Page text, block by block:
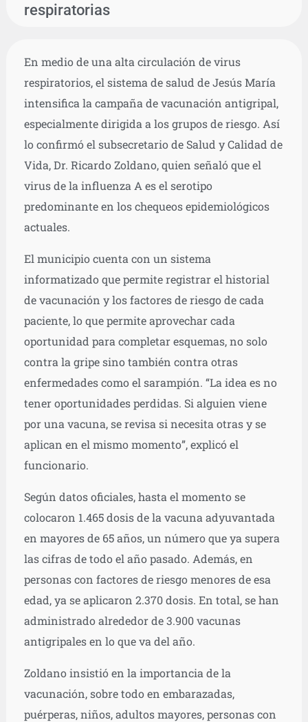
respiratorias
En medio de una alta circulación de virus
respiratorios, el sistema de salud de Jesús María
intensifica la campaña de vacunación antigripal,
especialmente dirigida a los grupos de riesgo. Así
lo confirmó el subsecretario de Salud y Calidad de
Vida, Dr. Ricardo Zoldano, quien señaló que el
virus de la influenza A es el serotipo
predominante en los chequeos epidemiológicos
actuales.
El municipio cuenta con un sistema
informatizado que permite registrar el historial
de vacunación y los factores de riesgo de cada
paciente, lo que permite aprovechar cada
oportunidad para completar esquemas, no solo
contra la gripe sino también contra otras
enfermedades como el sarampión. “La idea es no
tener oportunidades perdidas. Si alguien viene
por una vacuna, se revisa si necesita otras y se
aplican en el mismo momento”, explicó el
funcionario.
Según datos oficiales, hasta el momento se
colocaron 1.465 dosis de la vacuna adyuvantada
en mayores de 65 años, un número que ya supera
las cifras de todo el año pasado. Además, en
personas con factores de riesgo menores de esa
edad, ya se aplicaron 2.370 dosis. En total, se han
administrado alrededor de 3.900 vacunas
antigripales en lo que va del año.
Zoldano insistió en la importancia de la
vacunación, sobre todo en embarazadas,
puérperas, niños, adultos mayores, personas con